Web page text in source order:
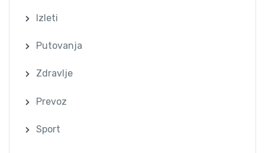
Izleti
Putovanja
Zdravlje
Prevoz
Sport